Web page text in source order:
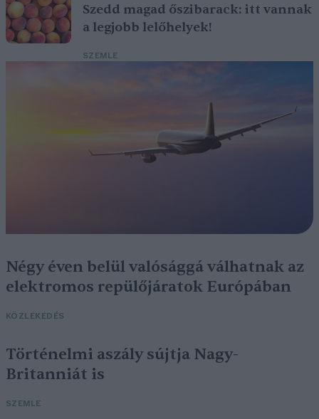
Szedd magad őszibarack: itt vannak
a legjobb lelőhelyek!
SZEMLE
Négy éven belül valósággá válhatnak az
elektromos repülőjáratok Európában
KÖZLEKEDÉS
Történelmi aszály sújtja Nagy-
Britanniát is
SZEMLE